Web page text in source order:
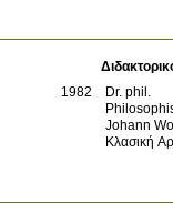
1982
Dr. phil.
Johann
Κλασική